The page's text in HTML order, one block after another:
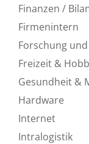
Finanzen /
Firmenintern
Forschung
Freizeit &
Gesundheit &
Hardware
Internet
Intralogistik